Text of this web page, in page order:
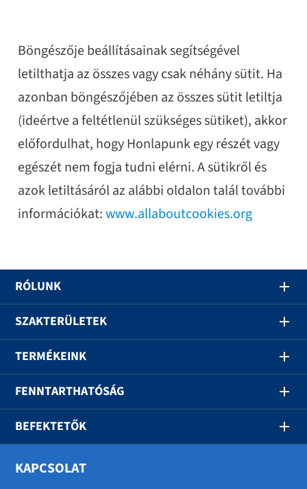
Böngészője beállításainak segítségével
letilthatja az összes vagy csak néhány sütit. Ha
azonban böngészőjében az összes sütit letiltja
(ideértve a feltétlenül szükséges sütiket), akkor
előfordulhat, hogy Honlapunk egy részét vagy
egészét nem fogja tudni elérni. A sütikről és
azok letiltásáról az alábbi oldalon talál további
információkat:www.allaboutcookies.org
RÓLUNK
SZAKTERÜLETEK
TERMÉKEINK
FENNTARTHATÓSÁG
BEFEKTETŐK
KAPCSOLAT